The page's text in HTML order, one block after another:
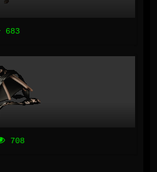
683
708